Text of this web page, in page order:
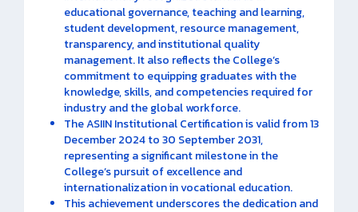
educational governance, teaching and learning,
student development, resource management,
transparency, and institutional quality
management. It also reflects the College’s
commitment to equipping graduates with the
knowledge, skills, and competencies required for
industry and the global workforce.
The ASIIN Institutional Certification is valid from 13
December 2024 to 30 September 2031,
representing a significant milestone in the
College’s pursuit of excellence and
internationalization in vocational education.
This achievement underscores the dedication and